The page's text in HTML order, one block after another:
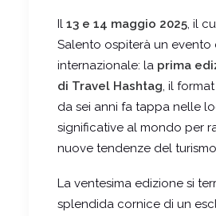
Il 13 e 14 maggio 2025, il
Salento ospiterà un evento
internazionale: la prima
di Travel Hashtag, il
da sei anni fa tappa nelle
significative al mondo per
nuove tendenze del
La ventesima edizione si
splendida cornice di un